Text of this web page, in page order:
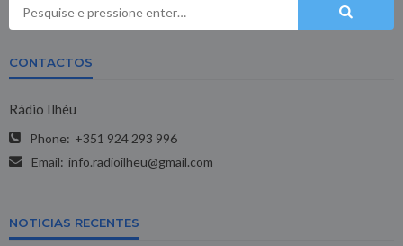
CONTACTOS
Rádio Ilhéu
Phone: +351 924 293 996
Email: info.radioilheu@gmail.com
NOTICIAS RECENTES